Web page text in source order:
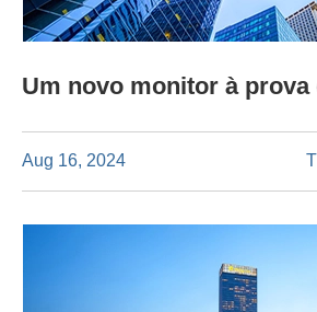
Um novo monitor à prova
Aug 16, 2024